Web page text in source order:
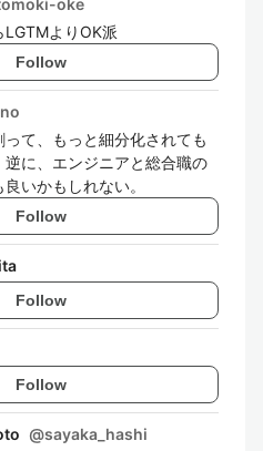
oke
よりOK派
Follow
て、もっと細分化されても
逆に、エンジニアと総合職の
いかもしれない。
Follow
Follow
Follow
@sayaka_hashi